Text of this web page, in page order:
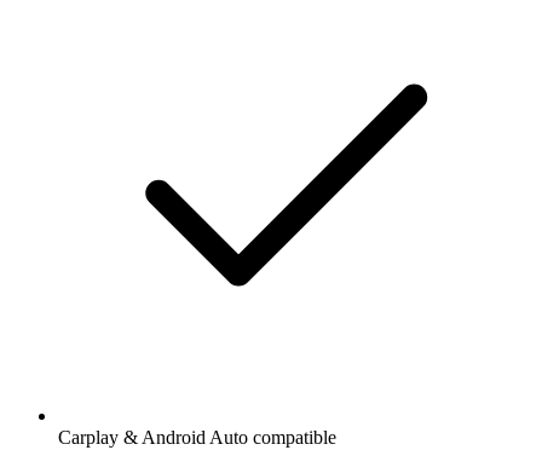
Carplay & Android Auto compatible